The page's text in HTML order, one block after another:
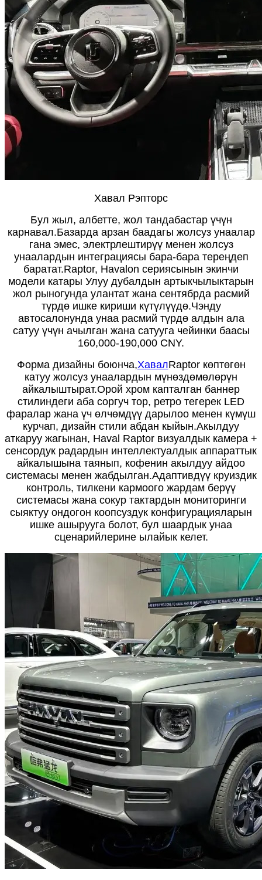
Хавал Рэпторс
Бул жыл, албетте, жол тандабастар үчүн
карнавал.Базарда арзан баадагы жолсуз унаалар
гана эмес, электрлештирүү менен жолсуз
унаалардын интеграциясы бара-бара тереңдеп
баратат.Raptor, Havalon сериясынын экинчи
модели катары Улуу дубалдын артыкчылыктарын
жол рыногунда улантат жана сентябрда расмий
түрдө ишке кириши күтүлүүдө.Чэнду
автосалонунда унаа расмий түрдө алдын ала
сатуу үчүн ачылган жана сатууга чейинки баасы
160,000-190,000 CNY.
Форма дизайны боюнча,ХавалRaptor көптөгөн
катуу жолсуз унаалардын мүнөздөмөлөрүн
айкалыштырат.Орой хром капталган баннер
стилиндеги аба соргуч тор, ретро тегерек LED
фаралар жана үч өлчөмдүү дарылоо менен күмүш
курчап, дизайн стили абдан кыйын.Акылдуу
аткаруу жагынан, Haval Raptor визуалдык камера +
сенсордук радардын интеллектуалдык аппараттык
айкалышына таянып, кофенин акылдуу айдоо
системасы менен жабдылган.Адаптивдүү круиздик
контроль, тилкени кармоого жардам берүү
системасы жана сокур тактардын мониторинги
сыяктуу ондогон коопсуздук конфигурацияларын
ишке ашырууга болот, бул шаардык унаа
сценарийлерине ылайык келет.